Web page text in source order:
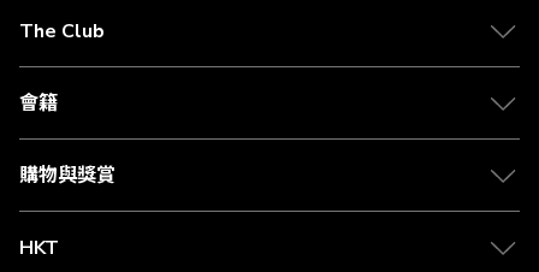
The Club
關於 The Club
合作夥伴
媒體中心
會籍
會籍及專屬禮遇
賺取積分
購物與獎賞
物流與配送
Club Shopping 商品領取站
HKT